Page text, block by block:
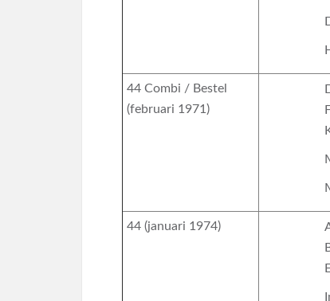
44 Combi / Bestel
(februari 1971)
44 (januari 1974)